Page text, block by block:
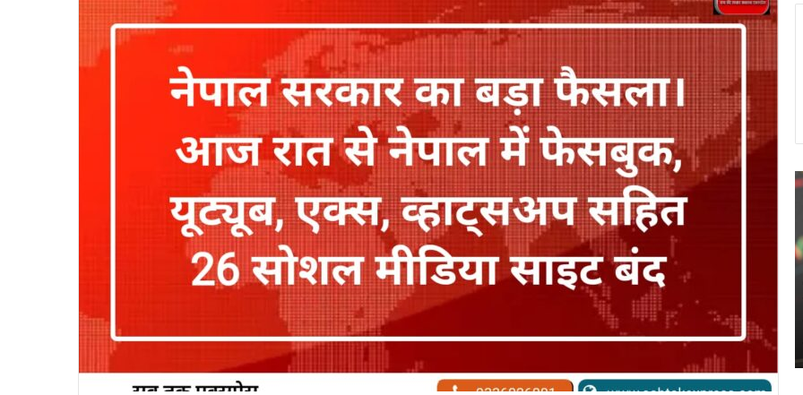
जो तीन वर्षों में
प्रयागराज
राहुल गांधी आज प्रयागराज दौरे पर, छात्रों से
करेंगे सीधा संवाद
ने
$60,000
के
नीचे
से
निचले
February 6, 2026
बिटकॉइन ने $60,000 के नीचे गिरने से
मुश्किल से बचते हुए निचले स्तरों से उबरने
की कोशिश की है।